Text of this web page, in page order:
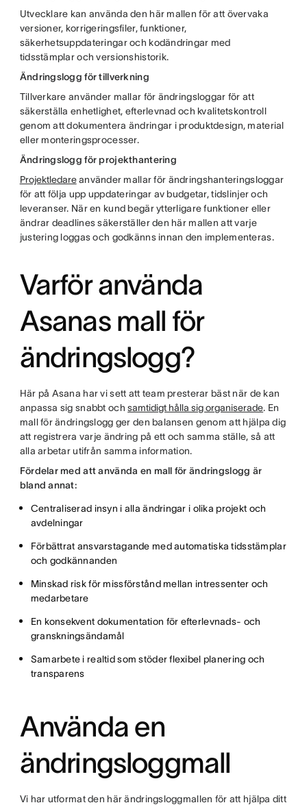
Utvecklare kan använda den här mallen för att övervaka
versioner, korrigeringsfiler, funktioner,
säkerhetsuppdateringar och kodändringar med
tidsstämplar och versionshistorik.
Ändringslogg för tillverkning
Tillverkare använder mallar för ändringsloggar för att
säkerställa enhetlighet, efterlevnad och kvalitetskontroll
genom att dokumentera ändringar i produktdesign, material
eller monteringsprocesser.
Ändringslogg för projekthantering
Projektledareanvänder mallar för ändringshanteringsloggar
för att följa upp uppdateringar av budgetar, tidslinjer och
leveranser. När en kund begär ytterligare funktioner eller
ändrar deadlines säkerställer den här mallen att varje
justering loggas och godkänns innan den implementeras.
Varför använda
Asanas mall för
ändringslogg?
Här på Asana har vi sett att team presterar bäst när de kan
anpassa sig snabbt ochsamtidigt hålla sig organiserade. En
mall för ändringslogg ger den balansen genom att hjälpa dig
att registrera varje ändring på ett och samma ställe, så att
alla arbetar utifrån samma information.
Fördelar med att använda en mall för ändringslogg är
bland annat:
Centraliserad insyn i alla ändringar i olika projekt och
avdelningar
Förbättrat ansvarstagande med automatiska tidsstämplar
och godkännanden
Minskad risk för missförstånd mellan intressenter och
medarbetare
En konsekvent dokumentation för efterlevnads- och
granskningsändamål
Samarbete i realtid som stöder flexibel planering och
transparens
Använda en
ändringsloggmall
Vi har utformat den här ändringsloggmallen för att hjälpa ditt